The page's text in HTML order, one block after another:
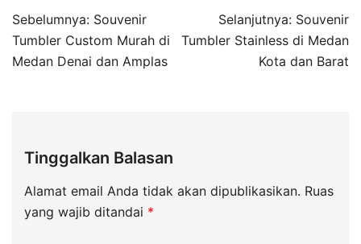
Sebelumnya: Souvenir
Tumbler Custom Murah di
Medan Denai dan Amplas
Selanjutnya: Souvenir
Tumbler Stainless di Medan
Kota dan Barat
Tinggalkan Balasan
Alamat email Anda tidak akan dipublikasikan. Ruas
yang wajib ditandai *